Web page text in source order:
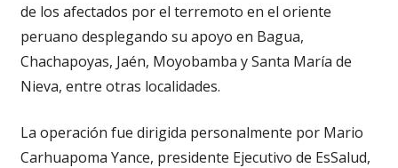
de los afectados por el terremoto en el oriente
peruano desplegando su apoyo en Bagua,
Chachapoyas, Jaén, Moyobamba y Santa María de
Nieva, entre otras localidades.
La operación fue dirigida personalmente por Mario
Carhuapoma Yance, presidente Ejecutivo de EsSalud,